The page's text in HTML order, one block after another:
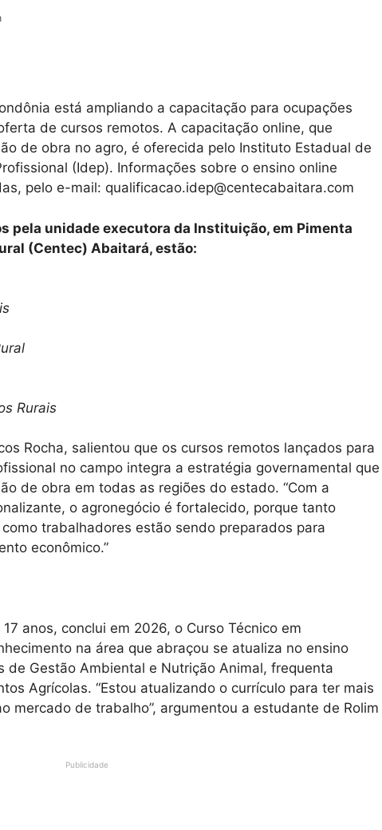
está ampliando a capacitação para ocupações
de cursos remotos. A capacitação online, que
de obra no agro, é oferecida pelo Instituto Estadual de
(Idep). Informações sobre o ensino online
pelo e-mail: qualificacao.idep@centecabaitara.com
pela unidade executora da Instituição, em Pimenta
(Centec) Abaitará, estão:
Rurais
Rocha, salientou que os cursos remotos lançados para
no campo integra a estratégia governamental que
de obra em todas as regiões do estado. “Com a
o agronegócio é fortalecido, porque tanto
trabalhadores estão sendo preparados para
econômico.”
anos, conclui em 2026, o Curso Técnico em
na área que abraçou se atualiza no ensino
de Gestão Ambiental e Nutrição Animal, frequenta
Agrícolas. “Estou atualizando o currículo para ter mais
mercado de trabalho”, argumentou a estudante de Rolim
Publicidade